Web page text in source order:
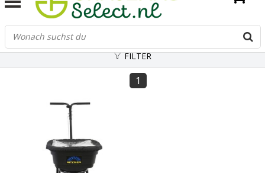
GROSSE MENGE? ANGEBOT ANFORDERN
FILTER
1